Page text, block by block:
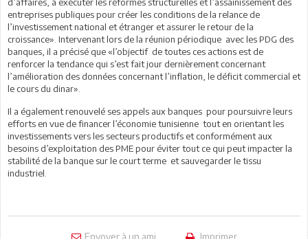
entreprises publiques pour créer les conditions de la relance de
l’investissement national et étranger et assurer le retour de la
croissance». Intervenant lors de la réunion périodique avec les PDG des
banques, il a précisé que «l’objectif de toutes ces actions est de
renforcer la tendance qui s’est fait jour dernièrement concernant
l’amélioration des données concernant l’inflation, le déficit commercial et
le cours du dinar».
Il a également renouvelé ses appels aux banques pour poursuivre leurs
efforts en vue de financerl’économie tunisienne tout en orientant les
investissements vers les secteurs productifs et conformément aux
besoins d’exploitation des PME pour évitertout ce qui peut impacterla
stabilité de la banque sur le court terme et sauvegarder le tissu
industriel.
Envoyer à un ami Imprimer